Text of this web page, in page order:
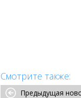
Смотрите также:
Предыдущая